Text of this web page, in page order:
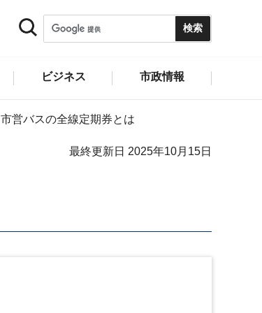
ビジネス 市政情報
市営バスの全線定期券とは
最終更新日 2025年10月15日